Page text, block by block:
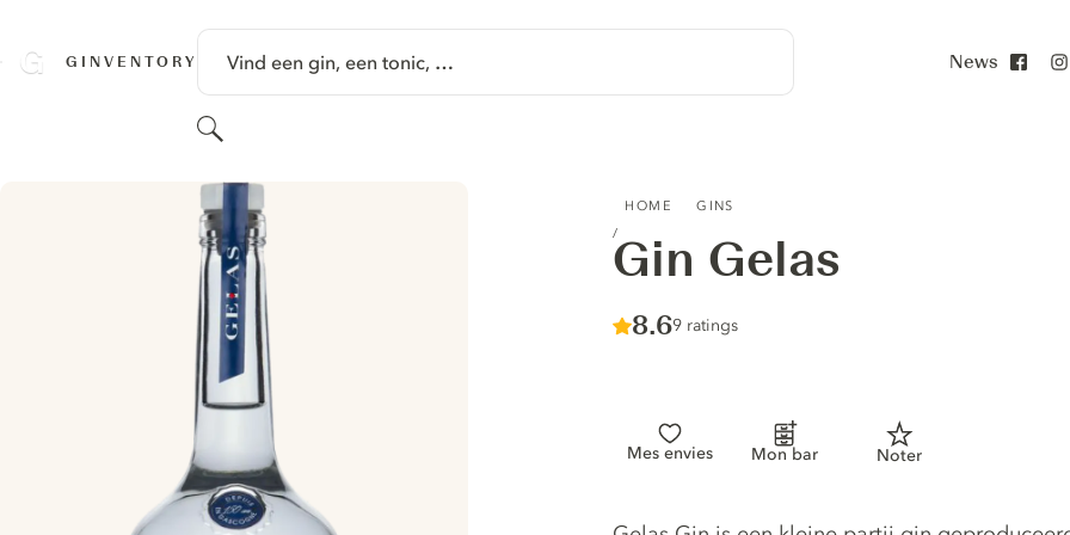
GINVENTORY Vind een gin, een tonic, …
Zoeken
News
HOME GINS
Gin Gelas
Score :
8.6/ 10
9 ratings
Mes envies Mon bar Noter